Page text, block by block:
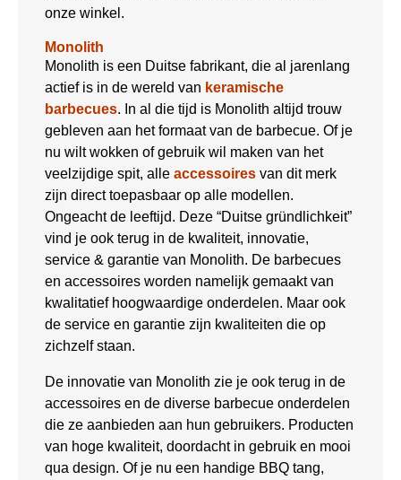
onze winkel.
Monolith
Monolith is een Duitse fabrikant, die al jarenlang
actief is in de wereld van keramische
barbecues. In al die tijd is Monolith altijd trouw
gebleven aan het formaat van de barbecue. Of je
nu wilt wokken of gebruik wil maken van het
veelzijdige spit, alle accessoires van dit merk
zijn direct toepasbaar op alle modellen.
Ongeacht de leeftijd. Deze “Duitse gründlichkeit”
vind je ook terug in de kwaliteit, innovatie,
service & garantie van Monolith. De barbecues
en accessoires worden namelijk gemaakt van
kwalitatief hoogwaardige onderdelen. Maar ook
de service en garantie zijn kwaliteiten die op
zichzelf staan.
De innovatie van Monolith zie je ook terug in de
accessoires en de diverse barbecue onderdelen
die ze aanbieden aan hun gebruikers. Producten
van hoge kwaliteit, doordacht in gebruik en mooi
qua design. Of je nu een handige BBQ tang,